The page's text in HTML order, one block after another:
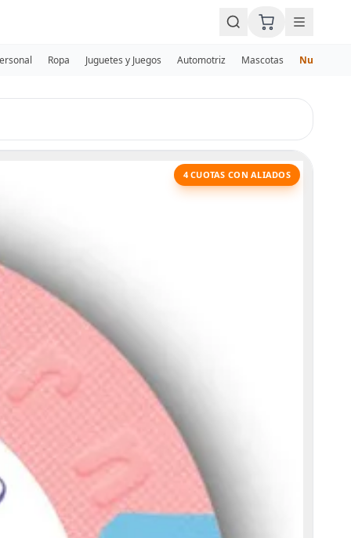
Ropa Juguetes y Juegos Automotriz Mascotas Nuevos
4 CUOTAS CON ALIADOS